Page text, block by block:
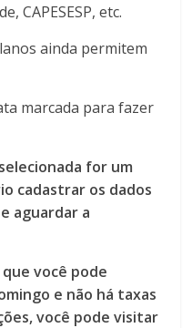
CAPESESP, etc.
ainda permitem
marcada para fazer
for um
cadastrar os dados
aguardar a
você pode
e não há taxas
você pode visitar